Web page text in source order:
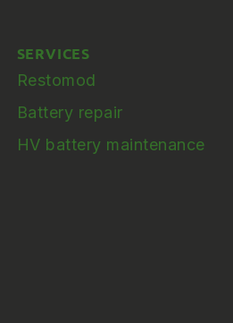
SERVICES
Restomod
Battery repair
HV battery maintenance